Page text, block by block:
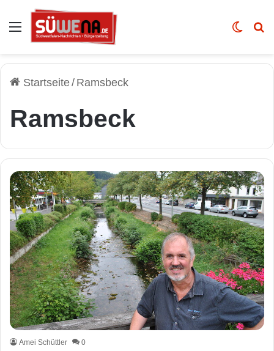
Auswahl Skin
Startseite/ Ramsbeck
Ramsbeck
Amei Schüttler 0